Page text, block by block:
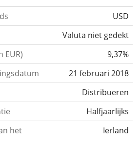
USD
Valuta niet gedekt
EUR)
9,37%
21 februari 2018
Distribueren
Halfjaarlijks
het
Ierland